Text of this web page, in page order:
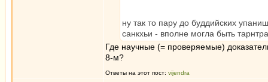
ну так то пару до буддийских
санкхьи - вполне могла быть
Где научные (= проверяемые)
8-м?
Ответы на этот пост: vijendra